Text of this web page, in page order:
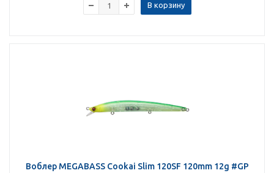
В корзину
Воблер MEGABASS Cookai Slim 120SF 120mm 12g #GP